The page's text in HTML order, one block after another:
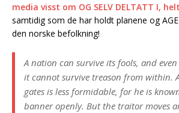
media visst om OG SELV DELTATT I,
samtidig som de har holdt planene og
den norske befolkning!
A nation can survive its fools, and
it cannot survive treason from within.
gates is less formidable, for he is
banner openly. But the traitor moves